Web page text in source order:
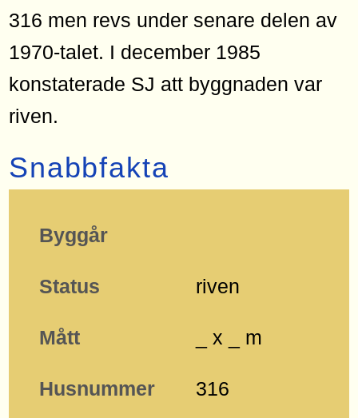
316 men revs under senare delen av
1970-talet. I december 1985
konstaterade SJ att byggnaden var
riven.
Snabbfakta
Byggår
Status riven
Mått _ x _ m
Husnummer 316